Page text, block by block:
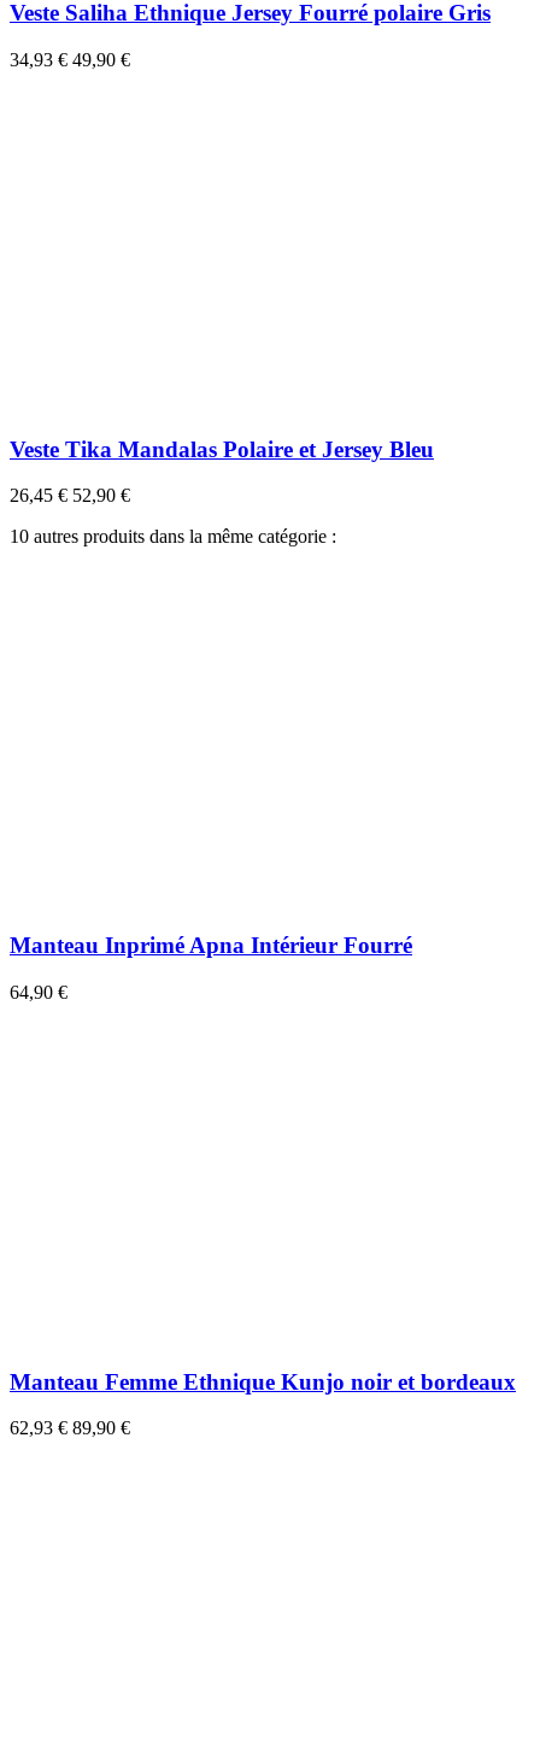
Veste Saliha Ethnique Jersey Fourré polaire Gris
34,93 € 49,90 €
Veste Tika Mandalas Polaire et Jersey Bleu
26,45 € 52,90 €
10 autres produits dans la même catégorie :
Manteau Inprimé Apna Intérieur Fourré
64,90 €
Manteau Femme Ethnique Kunjo noir et bordeaux
62,93 € 89,90 €